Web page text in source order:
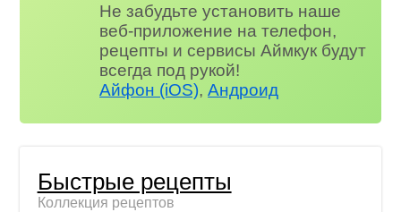
Не забудьте установить наше
веб-приложение на телефон,
рецепты и сервисы Аймкук будут
всегда под рукой!
Айфон (iOS),Андроид
Быстрые рецепты
Коллекция рецептов